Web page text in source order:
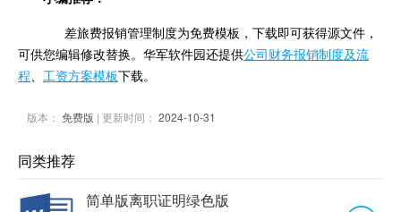
差旅费报销管理制度为免费模板，下载即可获得源文件，
可供您编辑修改替换。华军软件园还提供公司财务报销制度及流
程、 工资方案模板下载。
版本： 免费版 | 更新时间： 2024-10-31
同类推荐
简单版离职证明绿色版